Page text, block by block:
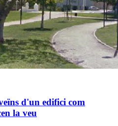
d'un edifici com
la veu